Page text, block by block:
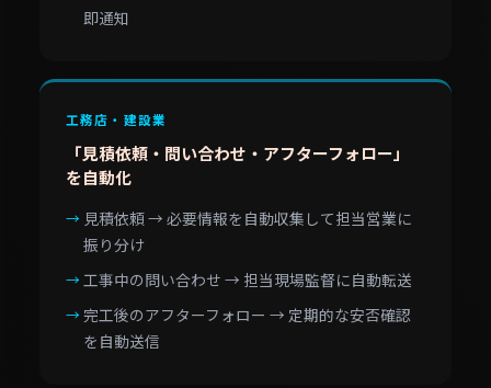
即通知
工務店・建設業
「見積依頼・問い合わせ・アフターフォロー」
を自動化
見積依頼 → 必要情報を自動収集して担当営業に
振り分け
工事中の問い合わせ → 担当現場監督に自動転送
完工後のアフターフォロー → 定期的な安否確認
を自動送信